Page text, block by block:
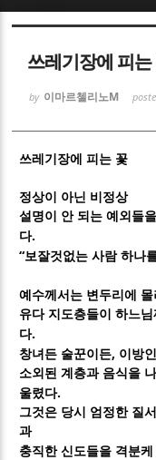
쓰레기장에 피는
by 이마르첼리노M
쓰레기장에 피는 꽃
정상이 아닌 비정상
설명이 안 되는 예외들
다.
“보잘것없는 사람 하나
예수께서는 변두리에
유다 지도층들이 하느
다.
창녀든 술꾼이든, 이방
소외된 계층과 음식을
울렸다.
그것은 당시 엄정한 질
과
충직한 신도들을 격분